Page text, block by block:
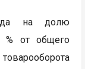
на долю
% от общего